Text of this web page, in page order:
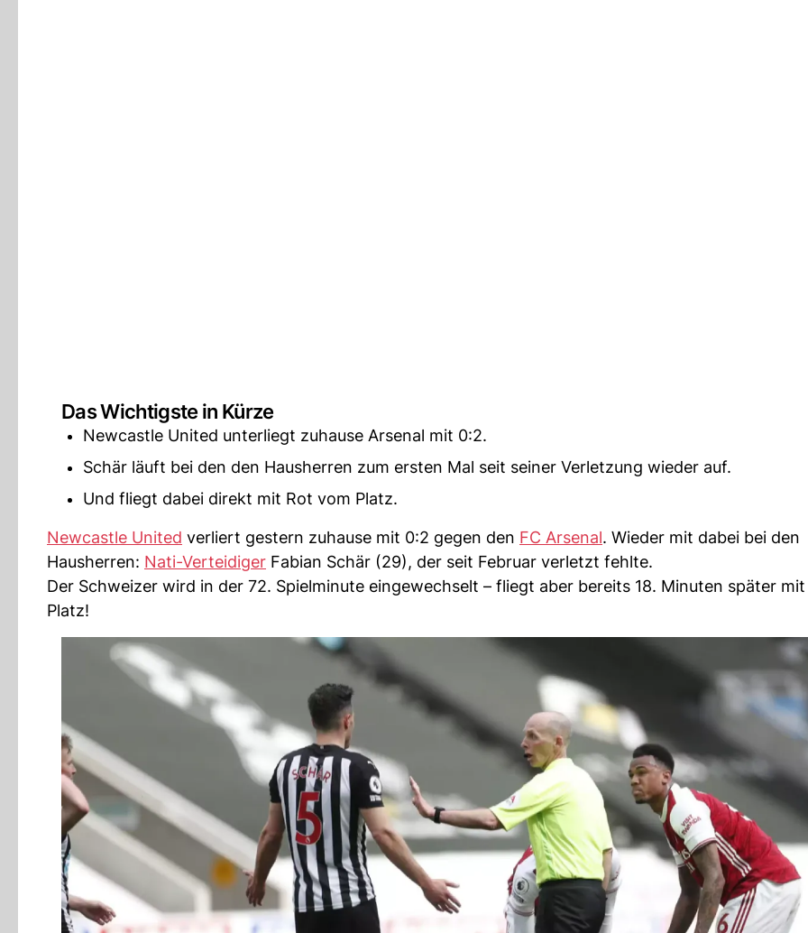
Das Wichtigste in Kürze
Newcastle United unterliegt zuhause Arsenal mit 0:2.
Schär läuft bei den den Hausherren zum ersten Mal seit seiner Verletzung wieder auf.
Und fliegt dabei direkt mit Rot vom Platz.
Newcastle United verliert gestern zuhause mit 0:2 gegen den FC Arsenal. Wieder mit dabei bei den
Hausherren: Nati-Verteidiger Fabian Schär (29), der seit Februar verletzt fehlte.
Der Schweizer wird in der 72. Spielminute eingewechselt – fliegt aber bereits 18. Minuten später
Platz!